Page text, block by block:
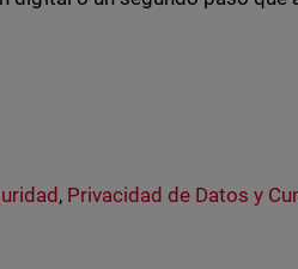
, Privacidad de Datos y